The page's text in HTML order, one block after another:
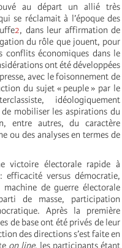
au départ un allié très
se réclamait à l’époque des
2, dans leur affirmation de
du rôle que jouent, pour
conflits économiques dans le
ont été développées
avec le foisonnement de
du sujet « peuple » par le
idéologiquement
mobiliser les aspirations du
entre autres, du caractère
ou des analyses en termes de
victoire électorale rapide à
versus démocratie,
machine de guerre électorale
de masse, participation
Après la première
de base ont été privés de leur
des directions s’est faite en
on line, les participants étant